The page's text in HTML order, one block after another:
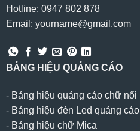
Hotline: 0947 802 878
Email: yourname@gmail.com
BẢNG HIỆU QUẢNG CÁO
- Bảng hiệu quảng cáo chữ nổi
- Bảng hiệu đèn Led quảng cáo
- Bảng hiệu chữ Mica